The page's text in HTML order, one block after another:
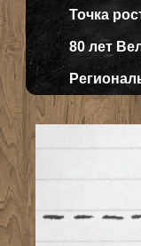
Точка
80 лет